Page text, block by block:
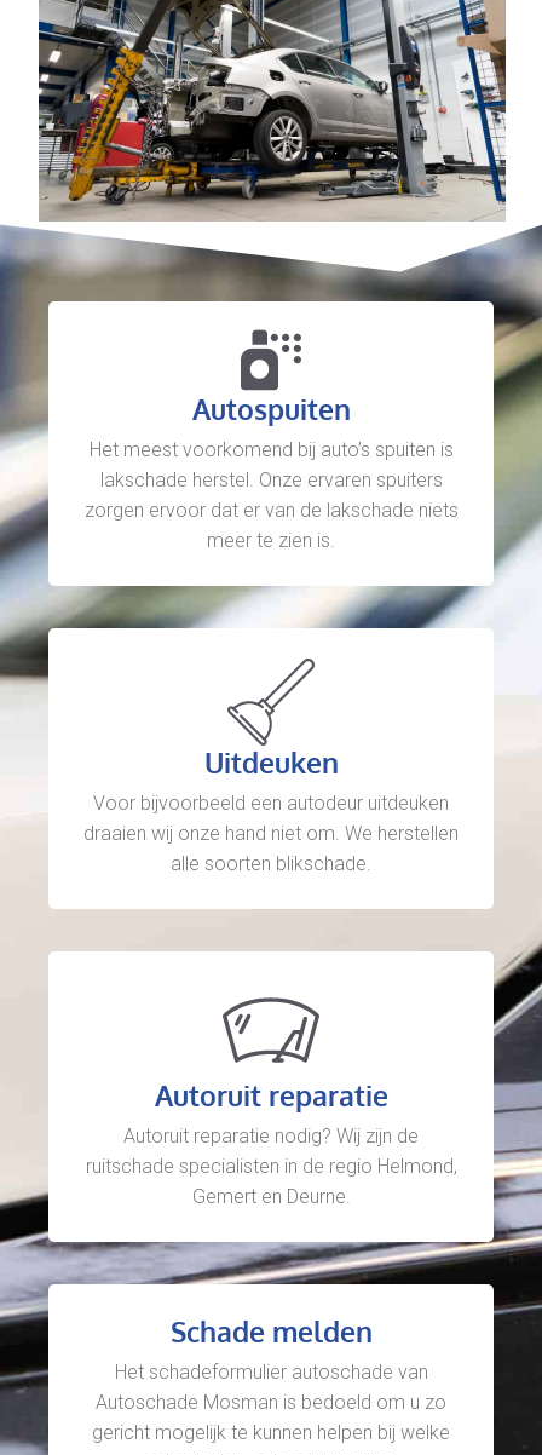
Autospuiten
Het meest voorkomend bij auto’s spuiten is
lakschade herstel. Onze ervaren spuiters
zorgen ervoor dat er van de lakschade niets
meer te zien is.
Uitdeuken
Voor bijvoorbeeld een autodeur uitdeuken
draaien wij onze hand niet om. We herstellen
alle soorten blikschade.
Autoruit reparatie
Autoruit reparatie nodig? Wij zijn de
ruitschade specialisten in de regio Helmond,
Gemert en Deurne.
Schade melden
Het schadeformulier autoschade van
Autoschade Mosman is bedoeld om u zo
gericht mogelijk te kunnen helpen bij welke